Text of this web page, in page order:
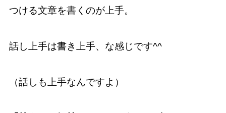
つける文章を書くのが上手。
話し上手は書き上手、な感じです^^
（話しも上手なんですよ）